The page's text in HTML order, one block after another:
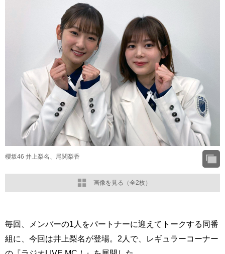
画像を見る（全2枚）
櫻坂46 井上梨名、尾関梨香
毎回、メンバーの1人をパートナーに迎えてトークする同番
組に、今回は井上梨名が登場。2人で、レギュラーコーナー